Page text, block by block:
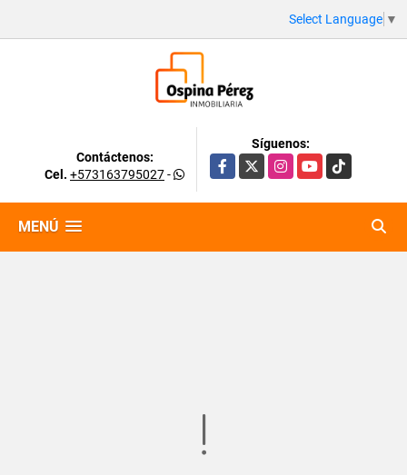
Select Language ▼
Contáctenos:
Cel. +573163795027-
Síguenos:
Facebook
X InstagramYouTubeTikTok
MENÚ